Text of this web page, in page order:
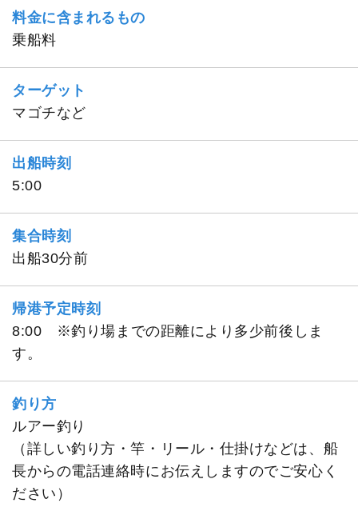
料金に含まれるもの
乗船料
ターゲット
マゴチなど
出船時刻
5:00
集合時刻
出船30分前
帰港予定時刻
8:00 ※釣り場までの距離により多少前後しま
す。
釣り方
ルアー釣り
（詳しい釣り方・竿・リール・仕掛けなどは、船
長からの電話連絡時にお伝えしますのでご安心く
ださい）